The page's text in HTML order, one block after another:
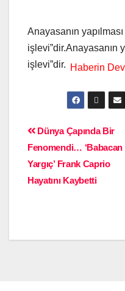
Anayasanın
işlevi”dir.Anayasanın
işlevi”dir.
Dünya Çapında Bir
Fenomendi… ‘Babacan
Yargıç’ Frank Caprio
Hayatını Kaybetti